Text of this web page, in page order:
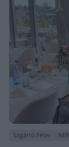
Szijjártó Péter NER